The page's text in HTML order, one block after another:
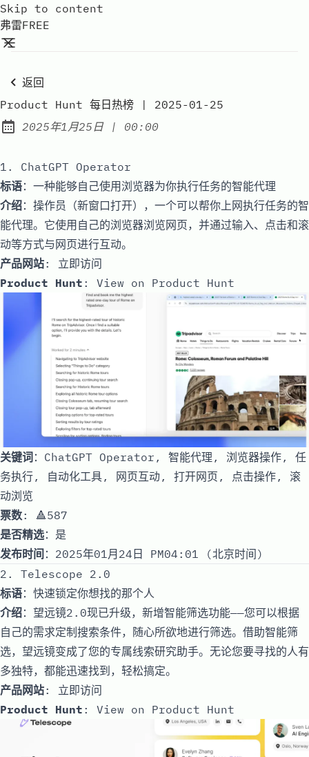
Skip to content
弗雷FREE
返回
Product Hunt 每日热榜 | 2025-01-25
Published:
2025年1月25日| at
00:00
1. ChatGPT Operator
标语：一种能够自己使用浏览器为你执行任务的智能代理
介绍：操作员（新窗口打开），一个可以帮你上网执行任务的智
能代理。它使用自己的浏览器浏览网页，并通过输入、点击和滚
动等方式与网页进行互动。
产品网站: 立即访问
Product Hunt : View on Product Hunt
关键词：ChatGPT Operator, 智能代理, 浏览器操作, 任
务执行, 自动化工具, 网页互动, 打开网页, 点击操作, 滚
动浏览
票数: 🔺587
是否精选：是
发布时间 ：2025年01月24日 PM04:01 (北京时间)
2. Telescope 2.0
标语：快速锁定你想找的那个人
介绍：望远镜2.0现已升级，新增智能筛选功能——您可以根据
自己的需求定制搜索条件，随心所欲地进行筛选。借助智能筛
选，望远镜变成了您的专属线索研究助手。无论您要寻找的人有
多独特，都能迅速找到，轻松搞定。
产品网站: 立即访问
Product Hunt : View on Product Hunt